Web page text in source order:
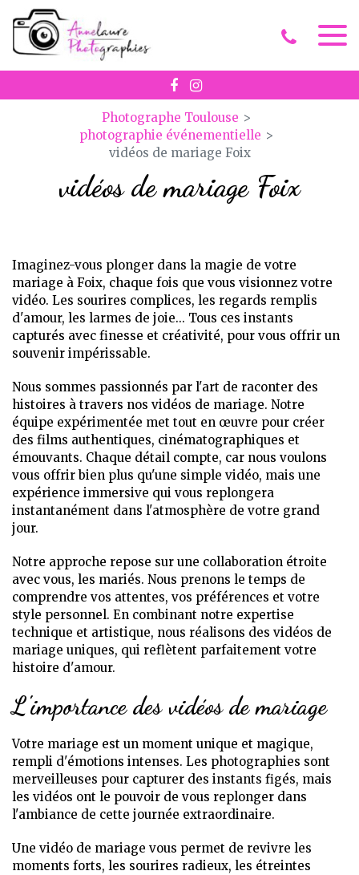
Photographe Toulouse
photographie événementielle
vidéos de mariage Foix
vidéos de mariage Foix
Imaginez-vous plonger dans la magie de votre
mariage à Foix, chaque fois que vous visionnez votre
vidéo. Les sourires complices, les regards remplis
d'amour, les larmes de joie... Tous ces instants
capturés avec finesse et créativité, pour vous offrir un
souvenir impérissable.
Nous sommes passionnés par l'art de raconter des
histoires à travers nos vidéos de mariage. Notre
équipe expérimentée met tout en œuvre pour créer
des films authentiques, cinématographiques et
émouvants. Chaque détail compte, car nous voulons
vous offrir bien plus qu'une simple vidéo, mais une
expérience immersive qui vous replongera
instantanément dans l'atmosphère de votre grand
jour.
Notre approche repose sur une collaboration étroite
avec vous, les mariés. Nous prenons le temps de
comprendre vos attentes, vos préférences et votre
style personnel. En combinant notre expertise
technique et artistique, nous réalisons des vidéos de
mariage uniques, qui reflètent parfaitement votre
histoire d'amour.
L'importance des vidéos de mariage
Votre mariage est un moment unique et magique,
rempli d'émotions intenses. Les photographies sont
merveilleuses pour capturer des instants figés, mais
les vidéos ont le pouvoir de vous replonger dans
l'ambiance de cette journée extraordinaire.
Une vidéo de mariage vous permet de revivre les
moments forts, les sourires radieux, les étreintes
Panneau de gestion des cookies